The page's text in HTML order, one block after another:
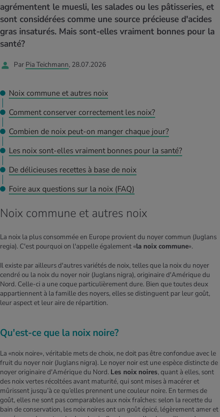
et intolérances
ACTUELS DANS LE DOMAINE ALIMENTATION
Calculateur d’IMC
Calculez votre besoin en calories
d’hiver
Calculer la consommation de calories
au quotidien
de relaxation
Travail et santé
médical
spécialisée
des femmes
ACTUELS DANS LE DOMAINE MÉDECINE
Réduire la tension artérielle
Douleurs nerveuses
ACTUELS DANS LE DOMAINE SERVICE
Offres
agrémentent le muesli, les salades ou les pâtisseries, et
sont considérées comme une source précieuse d'acides
gras insaturés. Mais sont-elles vraiment bonnes pour la
santé?
Par Pia Teichmann, 28.07.2026
Noix commune et autres noix
Comment conserver correctement les noix?
Combien de noix peut-on manger chaque jour?
Les noix sont-elles vraiment bonnes pour la santé?
De délicieuses recettes à base de noix
Foire aux questions sur la noix (FAQ)
Noix commune et autres noix
La noix la plus consommée en Europe provient du noyer commun (Juglans
regia). C'est pourquoi on l'appelle également «la noix commune».
Il existe par ailleurs d'autres variétés de noix, telles que la noix du noyer
cendré ou la noix du noyer noir (Juglans nigra), originaire d'Amérique du
Nord. Celle-ci a une coque particulièrement dure. Bien que toutes deux
appartiennent à la famille des noyers, elles se distinguent par leur goût,
leur aspect et leur aire de répartition.​​
Qu'est-ce que la noix noire?
La «noix noire», véritable mets de choix, ne doit pas être confondue avec le
fruit du noyer noir (Juglans nigra). Le noyer noir est une espèce distincte de
noyer originaire d'Amérique du Nord. ​​​​Les noix noires, quant à elles, sont
des noix vertes récoltées avant maturité, qui sont mises à macérer et
mûrissent jusqu’à ce qu’elles prennent une couleur noire. En termes de
goût, elles ne sont pas comparables aux noix fraîches: selon la recette du
bain de conservation, les noix noires ont un goût épicé, légèrement amer et